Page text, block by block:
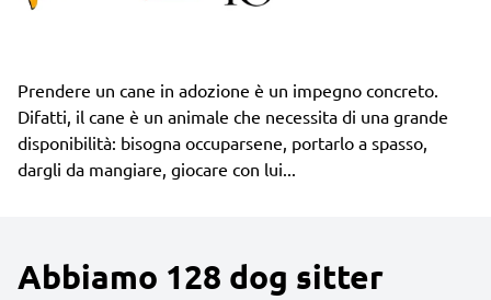
Prendere un cane in adozione è un impegno concreto.
Difatti, il cane è un animale che necessita di una grande
disponibilità: bisogna occuparsene, portarlo a spasso,
dargli da mangiare, giocare con lui...
Abbiamo 128 dog sitter